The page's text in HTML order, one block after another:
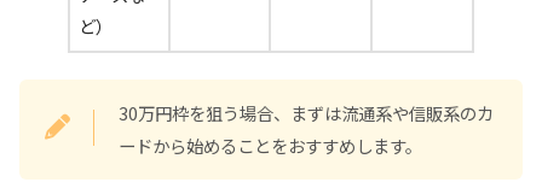
ど）
30万円枠を狙う場合、まずは流通系や信販系のカ
ードから始めることをおすすめします。